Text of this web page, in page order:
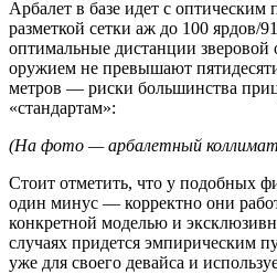
Арбалет в базе идет с оптическим
разметкой сетки аж до 100 ярдов/
оптимальные дистанции зверовой
оружием не превышают
метров — риски большинства
«стандартам»:
(На фото — арбалетный
Стоит отметить, что у подобных
один минус — корректно они
конкретной моделью и
случаях придется эмпирическим
уже для своего девайса и